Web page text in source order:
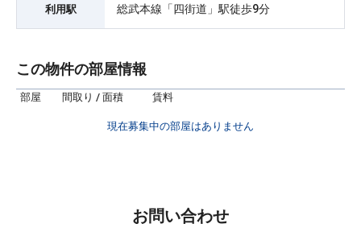
利用駅 総武本線「四街道」駅徒歩9分
この物件の部屋情報
部屋 間取り / 面積 賃料
現在募集中の部屋はありません
お問い合わせ